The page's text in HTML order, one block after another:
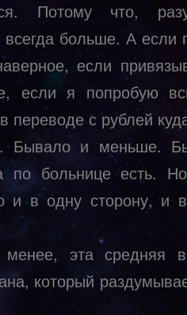
Потому что,
больше. А если
если
если я попробую
переводе с рублей
Бывало и меньше.
по больнице есть.
и в одну сторону, и
эта средняя
который